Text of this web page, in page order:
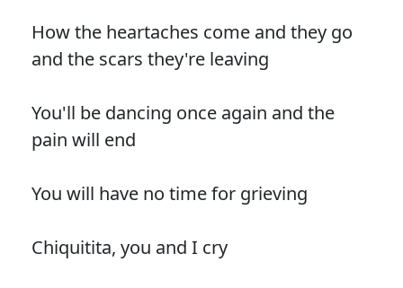
How the heartaches come and they go
and the scars they're leaving
You'll be dancing once again and the
pain will end
You will have no time for grieving
Chiquitita, you and I cry